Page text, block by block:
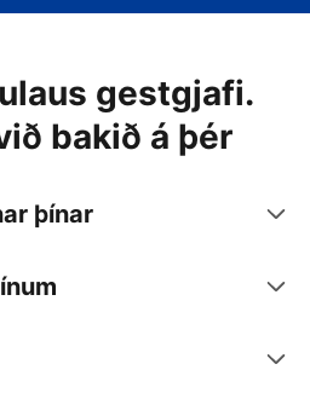
gestgjafi.
bakið á þér
þínar